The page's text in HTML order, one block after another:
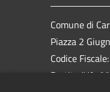
Comune di
Piazza 2
Codice
Partita IVA: